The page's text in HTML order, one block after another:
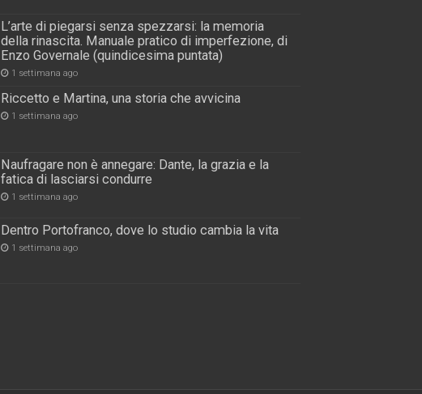
L’arte di piegarsi senza spezzarsi: la memoria
della rinascita. Manuale pratico di imperfezione, di
Enzo Governale (quindicesima puntata)
1 settimana ago
Riccetto e Martina, una storia che avvicina
1 settimana ago
Naufragare non è annegare: Dante, la grazia e la
fatica di lasciarsi condurre
1 settimana ago
Dentro Portofranco, dove lo studio cambia la vita
1 settimana ago